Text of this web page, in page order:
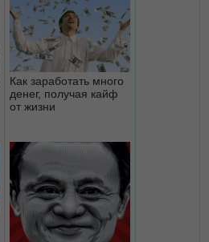
Как заработать много
денег, получая кайф
от жизни